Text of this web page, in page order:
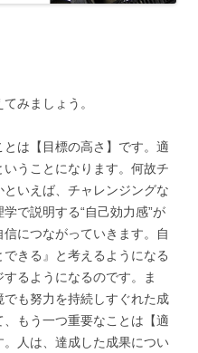
みましょう。
は【目標の高さ】です。適
うことになります。何故チ
いえば、チャレンジングな
で説明する“自己効力感”が
につながっていきます。自
きる』と考えるようになる
るようになるのです。ま
も努力を持続しすぐれた成
もう一つ重要なことは【適
人は、達成した成果につい